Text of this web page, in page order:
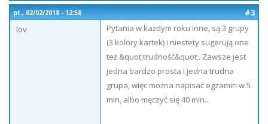
pt., 02/02/2018 - 12:58
#3
lov
Pytania w każdym roku inne, są 3 grupy
(3 kolory kartek) i niestety sugerują one
też &quot;trudność&quot;. Zawsze jest
jedna bardzo prosta i jedna trudna
grupa, więc można napisać egzamin w 5
min, albo męczyć się 40 min...